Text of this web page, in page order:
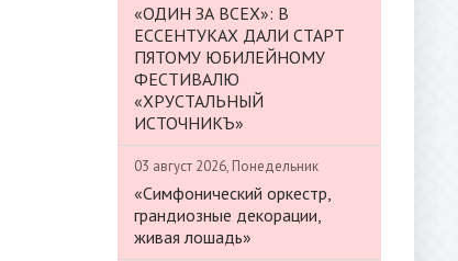
«ОДИН ЗА ВСЕХ»: В
ЕССЕНТУКАХ ДАЛИ СТАРТ
ПЯТОМУ ЮБИЛЕЙНОМУ
ФЕСТИВАЛЮ
«ХРУСТАЛЬНЫЙ
ИСТОЧНИКЪ»
03 август 2026, Понедельник
«Симфонический оркестр,
грандиозные декорации,
живая лошадь»